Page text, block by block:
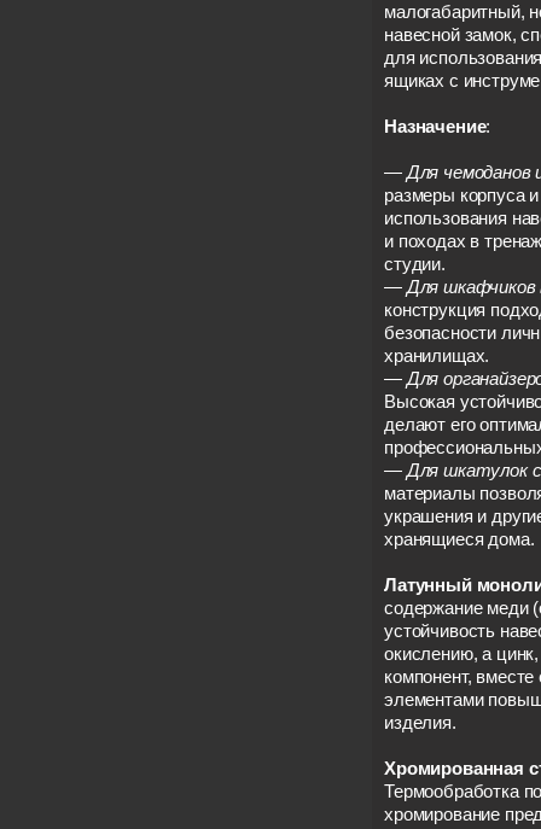
малогабаритный,
навесной замок,
для
ящиках с
Назначение:
— Для чемоданов
размеры корпуса
использования
и походах в
студии.
— Для шкафчиков
конструкция
безопасности
хранилищах.
— Для
Высокая
делают его
— Для шкатулок
материалы
украшения и
хранящиеся дома.
Латунный
содержание меди
устойчивость
окислению, а
компонент,
элементами
изделия.
Хромированная
Термообработка
хромирование